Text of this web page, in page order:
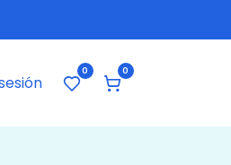
0 0